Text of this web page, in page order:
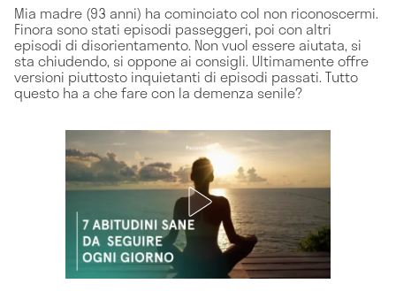
Mia madre (93 anni) ha cominciato col non riconoscermi.
Finora sono stati episodi passeggeri, poi con altri
episodi di disorientamento. Non vuol essere aiutata, si
sta chiudendo, si oppone ai consigli. Ultimamente offre
versioni piuttosto inquietanti di episodi passati. Tutto
questo ha a che fare con la demenza senile?